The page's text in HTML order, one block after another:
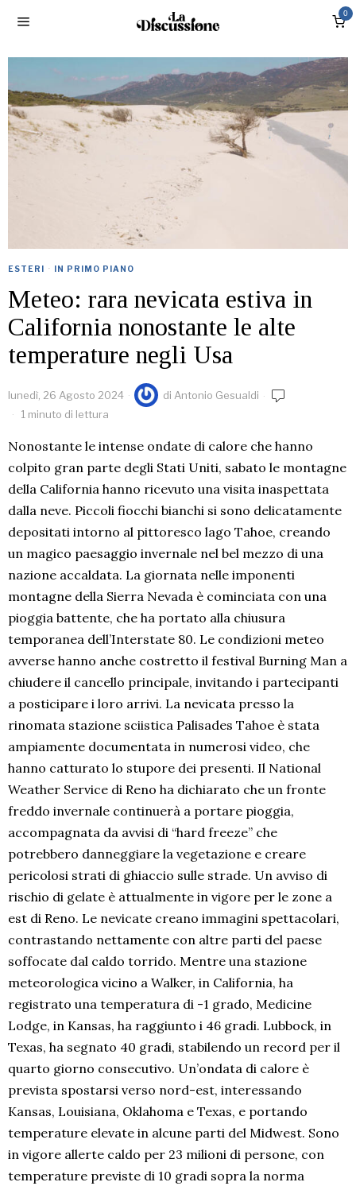
0
ESTERI · IN PRIMO PIANO
Meteo: rara nevicata estiva in
California nonostante le alte
temperature negli Usa
lunedì, 26 Agosto 2024 di Antonio Gesualdi
1 minuto di lettura
Nonostante le intense ondate di calore che hanno
colpito gran parte degli Stati Uniti, sabato le montagne
della California hanno ricevuto una visita inaspettata
dalla neve. Piccoli fiocchi bianchi si sono delicatamente
depositati intorno al pittoresco lago Tahoe, creando
un magico paesaggio invernale nel bel mezzo di una
nazione accaldata. La giornata nelle imponenti
montagne della Sierra Nevada è cominciata con una
pioggia battente, che ha portato alla chiusura
temporanea dell’Interstate 80. Le condizioni meteo
avverse hanno anche costretto il festival Burning Man a
chiudere il cancello principale, invitando i partecipanti
a posticipare i loro arrivi. La nevicata presso la
rinomata stazione sciistica Palisades Tahoe è stata
ampiamente documentata in numerosi video, che
hanno catturato lo stupore dei presenti. Il National
Weather Service di Reno ha dichiarato che un fronte
freddo invernale continuerà a portare pioggia,
accompagnata da avvisi di “hard freeze” che
potrebbero danneggiare la vegetazione e creare
pericolosi strati di ghiaccio sulle strade. Un avviso di
rischio di gelate è attualmente in vigore per le zone a
est di Reno. Le nevicate creano immagini spettacolari,
contrastando nettamente con altre parti del paese
soffocate dal caldo torrido. Mentre una stazione
meteorologica vicino a Walker, in California, ha
registrato una temperatura di -1 grado, Medicine
Lodge, in Kansas, ha raggiunto i 46 gradi. Lubbock, in
Texas, ha segnato 40 gradi, stabilendo un record per il
quarto giorno consecutivo. Un’ondata di calore è
prevista spostarsi verso nord-est, interessando
Kansas, Louisiana, Oklahoma e Texas, e portando
temperature elevate in alcune parti del Midwest. Sono
in vigore allerte caldo per 23 milioni di persone, con
temperature previste di 10 gradi sopra la norma